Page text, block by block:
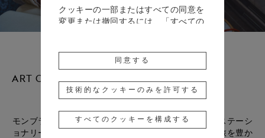
ART OF WRITING
モンブランの優美な筆記具と、レザー製ペンポーチ、ステーシ
ョナリーを使って紡ぎだされる言葉が、あなたの次の旅を豊か
クッキーの一部またはすべての同意を
変更または撤回するには、「すべての
をご覧ください。
のクッキーの使用に同意したことにな
「技術的なクッキーのみを許可する」
同意する
技術的なクッキーのみを許可する
すべてのクッキーを構成する